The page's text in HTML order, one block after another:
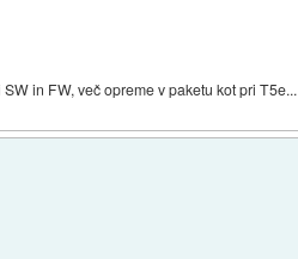
in FW, več opreme v paketu kot pri T5e...